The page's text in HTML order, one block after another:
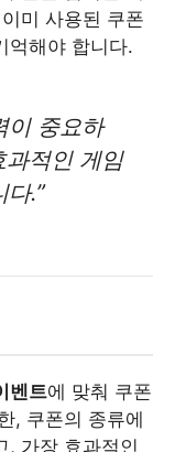
미 사용된 쿠폰
억해야 합니다.
이 중요하
적인 게임
다.”
벤트에 맞춰 쿠폰
, 쿠폰의 종류에
, 가장 효과적인